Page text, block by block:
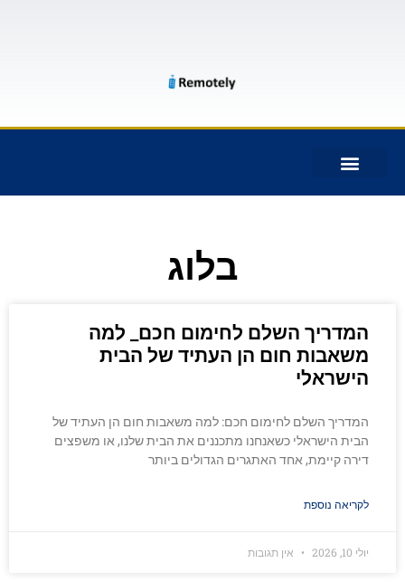
בלוג
המדריך השלם לחימום חכם_ למה
משאבות חום הן העתיד של הבית
הישראלי
המדריך השלם לחימום חכם: למה משאבות חום הן העתיד של
הבית הישראלי כשאנחנו מתכננים את הבית שלנו, או משפצים
דירה קיימת, אחד האתגרים הגדולים ביותר
לקריאה נוספת
יולי 10, 2026 אין תגובות